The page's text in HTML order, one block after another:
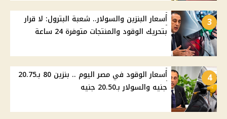
3
أسعار البنزين والسولار.. شعبة البترول: لا قرار
بتحريك الوقود والمنتجات متوفرة 24 ساعة
4
أسعار الوقود في مصر اليوم .. بنزين 80 بـ20.75
جنيه والسولار بـ20.50 جنيه